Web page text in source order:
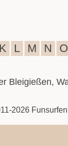
K L M N O
Bleigießen,
2026